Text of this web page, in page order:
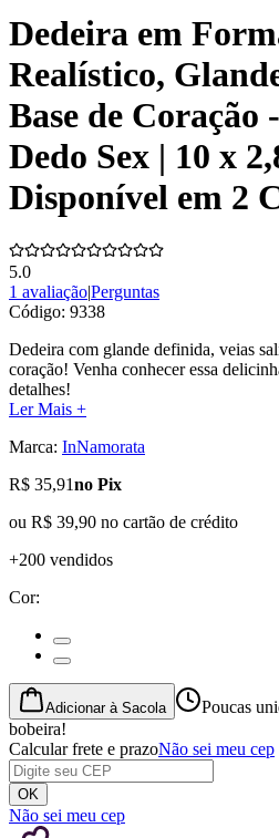
Dedeira em
Realístico,
Base de
Dedo Sex | 10 x
Disponível em 2
5.0
1 avaliação|Perguntas
Código: 9338
Dedeira com glande definida, veias
coração! Venha conhecer essa
detalhes!
Ler Mais +
Marca: InNamorata
R$ 35,91no Pix
ou R$ 39,90 no cartão de crédito
+200 vendidos
Cor:
Adicionar à Sacola
Poucas
bobeira!
Calcular frete e prazoNão sei meu cep
OK
Não sei meu cep